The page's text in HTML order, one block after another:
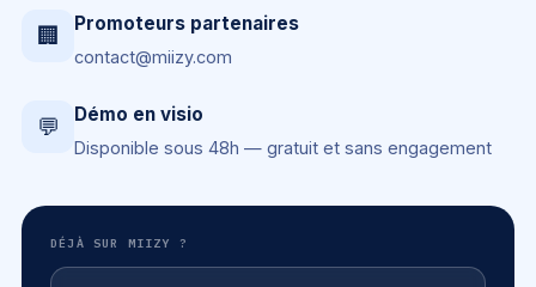
🏢 Promoteurs partenaires
contact@miizy.com
💬 Démo en visio
Disponible sous 48h — gratuit et sans engagement
DÉJÀ SUR MIIZY ?